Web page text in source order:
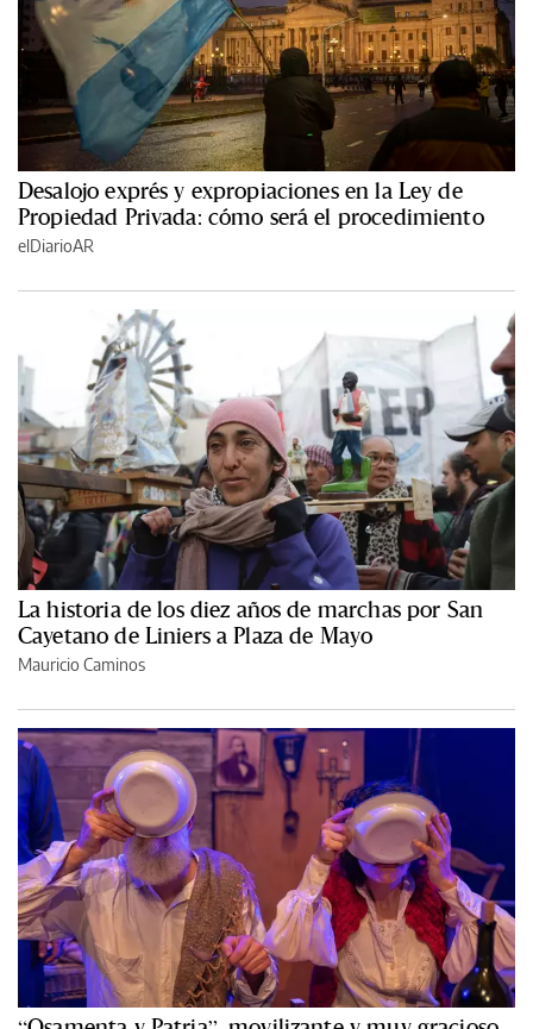
Desalojo exprés y expropiaciones en la Ley de
Propiedad Privada: cómo será el procedimiento
elDiarioAR
La historia de los diez años de marchas por San
Cayetano de Liniers a Plaza de Mayo
Mauricio Caminos